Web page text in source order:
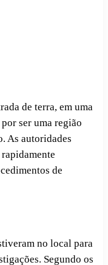
de terra, em uma
ser uma região
As autoridades
de
no local para
Segundo os